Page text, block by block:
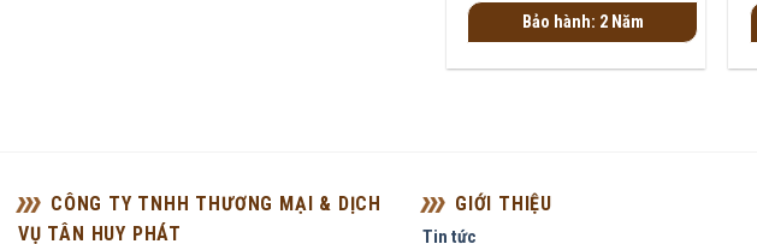
hạng
0
sao
Bảo hành: 2 Năm
CÔNG TY TNHH THƯƠNG MẠI & DỊCH
VỤ TÂN HUY PHÁT
GIỚI THIỆU
Tin tức